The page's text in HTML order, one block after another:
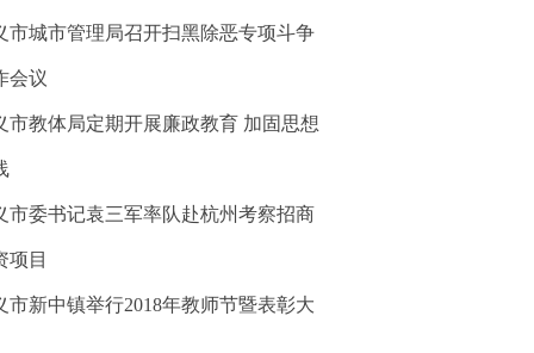
市城市管理局召开扫黑除恶专项斗争
会议
市教体局定期开展廉政教育 加固思想
市委书记袁三军率队赴杭州考察招商
项目
市新中镇举行2018年教师节暨表彰大